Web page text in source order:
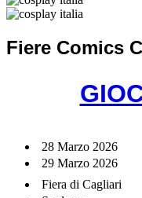
Fiere Comics
28 Marzo 2026
29 Marzo 2026
Fiera di Cagliari